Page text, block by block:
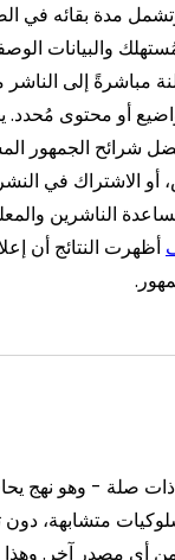
مدة بقائه في
والبيانات
مباشرةً إلى
أو محتوى مُحدد.
شرائح الجمهور
في
الناشرين
أظهرت النتائج أن
ذات صلة - وهو نهج
متشابهة، دون
أي مصدر آخر. وهذا